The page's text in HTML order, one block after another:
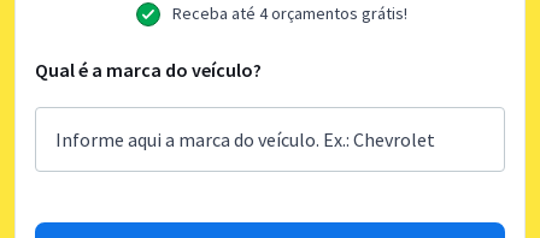
Receba até 4 orçamentos grátis!
Qual é a marca do veículo?